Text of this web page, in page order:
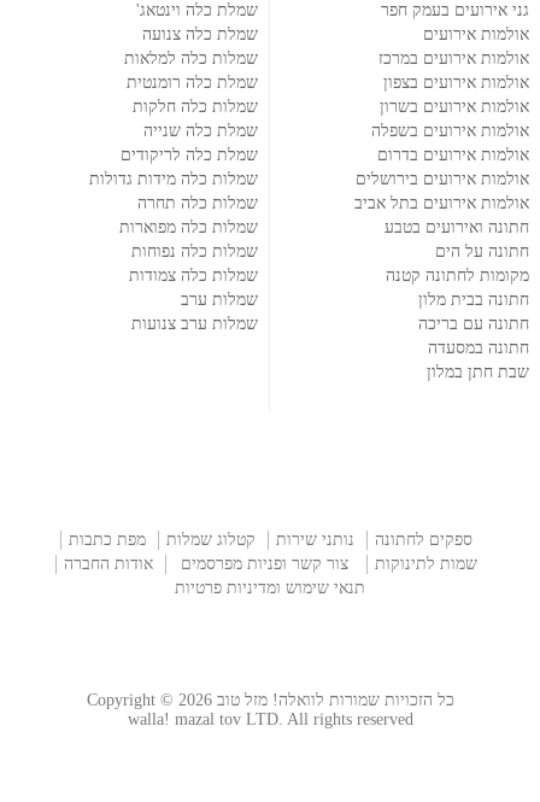
גני אירועים בעמק חפר
אולמות אירועים
אולמות אירועים במרכז
אולמות אירועים בצפון
אולמות אירועים בשרון
אולמות אירועים בשפלה
אולמות אירועים בדרום
אולמות אירועים בירושלים
אולמות אירועים בתל אביב
חתונה ואירועים בטבע
חתונה על הים
מקומות לחתונה קטנה
חתונה בבית מלון
חתונה עם בריכה
חתונה במסעדה
שבת חתן במלון
שמלת כלה וינטאג'
שמלת כלה צנועה
שמלות כלה למלאות
שמלת כלה רומנטית
שמלות כלה חלקות
שמלת כלה שנייה
שמלת כלה לריקודים
שמלות כלה מידות גדולות
שמלות כלה תחרה
שמלות כלה מפוארות
שמלות כלה נפוחות
שמלות כלה צמודות
שמלות ערב
שמלות ערב צנועות
ספקים לחתונה נותני שירות קטלוג שמלות
מפת כתבות
שמות לתינוקות
צור קשר ופניות מפרסמים
אודות החברה
תנאי שימוש ומדיניות פרטיות
כל הזכויות שמורות לוואלה! מזל טוב Copyright © 2026
walla! mazal tov LTD. All rights reserved